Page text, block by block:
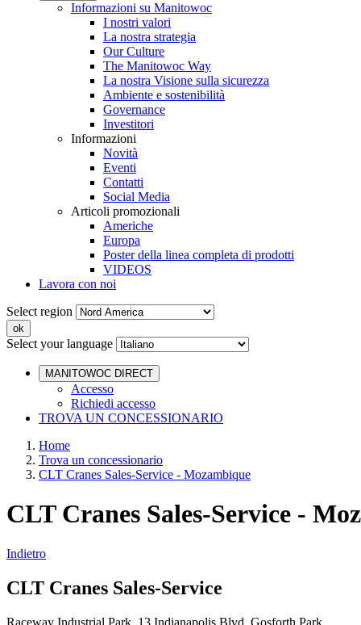
Informazioni su Manitowoc
I nostri valori
La nostra strategia
Our Culture
The Manitowoc Way
La nostra Visione sulla sicurezza
Ambiente e sostenibilità
Governance
Investitori
Informazioni
Novità
Eventi
Contatti
Social Media
Articoli promozionali
Americhe
Europa
Poster della linea completa di prodotti
VIDEOS
Lavora con noi
Select region
Select your language
MANITOWOC DIRECT
Accesso
Richiedi accesso
TROVA UN CONCESSIONARIO
Home
Trova un concessionario
CLT Cranes Sales-Service - Mozambique
CLT Cranes Sales-Service -
Indietro
CLT Cranes Sales-Service
Raceway Industrial Park 13 Indianapolis Blvd Gosforth Park